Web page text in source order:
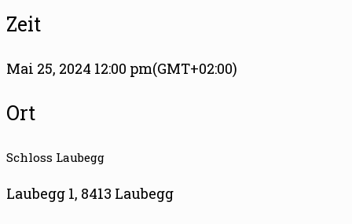
Zeit
Mai 25, 2024 12:00 pm(GMT+02:00)
Ort
Schloss Laubegg
Laubegg 1, 8413 Laubegg